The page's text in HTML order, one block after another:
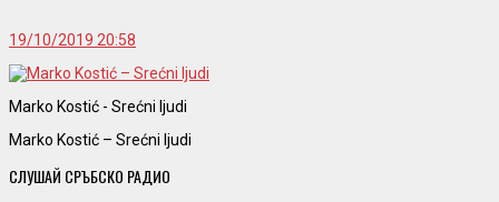
19/10/2019 20:58
Marko Kostić - Srećni ljudi
Marko Kostić – Srećni ljudi
СЛУШАЙ СРЪБСКО РАДИО